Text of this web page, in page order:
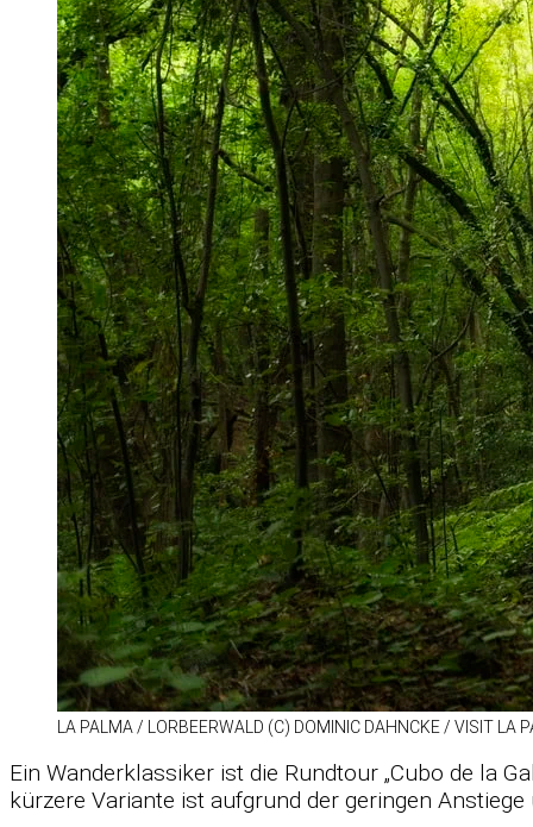
LA PALMA /​ LOR­BEER­WALD (C) DO­MI­NIC DAHN­CKE /​ VI­SIT LA
Ein Wan­der­klas­si­ker ist die Rund­tour „Cubo de la
kür­zere Va­ri­ante ist auf­grund der ge­rin­gen